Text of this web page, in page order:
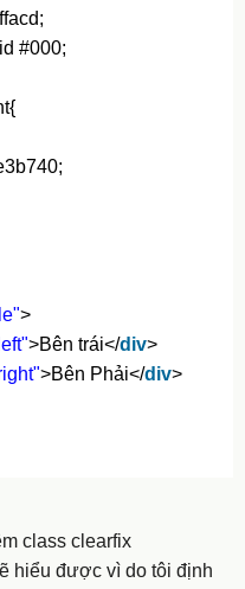
#000;
>
>Bên trái</div>
>Bên Phải</div>
class clearfix
hiểu được vì do tôi định